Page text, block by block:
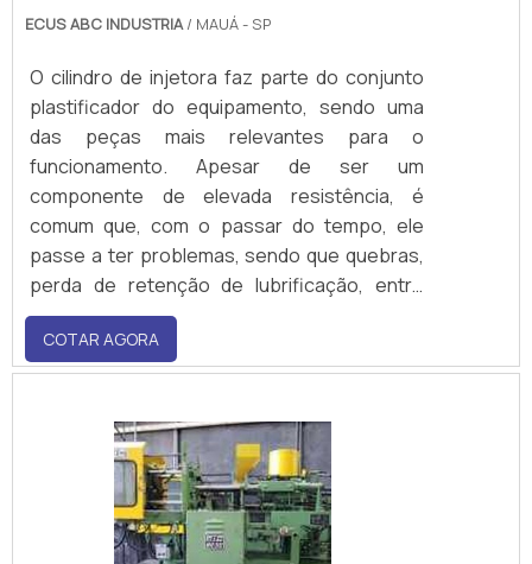
ECUS ABC INDUSTRIA/ MAUÁ - SP
O cilindro de injetora faz parte do conjunto
plastificador do equipamento, sendo uma
das peças mais relevantes para o
funcionamento. Apesar de ser um
componente de elevada resistência, é
comum que, com o passar do tempo, ele
passe a ter problemas, sendo que quebras,
perda de retenção de lubrificação, entre
outras intercorrências que afetam o
desenvolvimento produtivo do maquinário
são os principais. Para o restabelecimento
investir na recuperação da peça,.
COTAR AGORA